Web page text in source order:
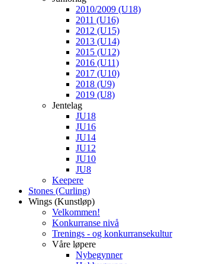
2010/2009 (U18)
2011 (U16)
2012 (U15)
2013 (U14)
2015 (U12)
2016 (U11)
2017 (U10)
2018 (U9)
2019 (U8)
Jentelag
JU18
JU16
JU14
JU12
JU10
JU8
Keepere
Stones (Curling)
Wings (Kunstløp)
Velkommen!
Konkurranse nivå
Trenings - og konkurransekultur
Våre løpere
Nybegynner